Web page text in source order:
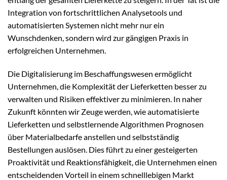
Integration von fortschrittlichen Analysetools und
automatisierten Systemen nicht mehr nur ein
Wunschdenken, sondern wird zur gängigen Praxis in
erfolgreichen Unternehmen.
Die Digitalisierung im Beschaffungswesen ermöglicht
Unternehmen, die Komplexität der Lieferketten besser zu
verwalten und Risiken effektiver zu minimieren. In naher
Zukunft könnten wir Zeuge werden, wie automatisierte
Lieferketten und selbstlernende Algorithmen Prognosen
über Materialbedarfe anstellen und selbstständig
Bestellungen auslösen. Dies führt zu einer gesteigerten
Proaktivität und Reaktionsfähigkeit, die Unternehmen einen
entscheidenden Vorteil in einem schnelllebigen Markt